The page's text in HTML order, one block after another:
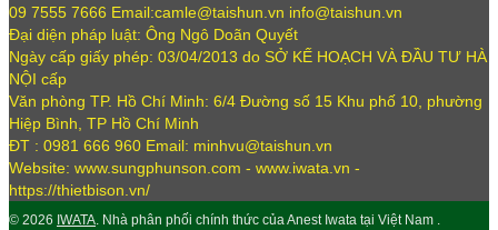
09 7555 7666 Email:camle@taishun.vn info@taishun.vn
Đại diện pháp luật: Ông Ngô Doãn Quyết
Ngày cấp giấy phép: 03/04/2013 do SỞ KẾ HOẠCH VÀ ĐẦU TƯ HÀ
NỘI cấp
Văn phòng TP. Hồ Chí Minh: 6/4 Đường số 15 Khu phố 10, phường
Hiệp Bình, TP Hồ Chí Minh
ĐT : 0981 666 960 Email: minhvu@taishun.vn
Website: www.sungphunson.com - www.iwata.vn -
https://thietbison.vn/
© 2026 IWATA. Nhà phân phối chính thức của Anest Iwata tại Việt Nam .